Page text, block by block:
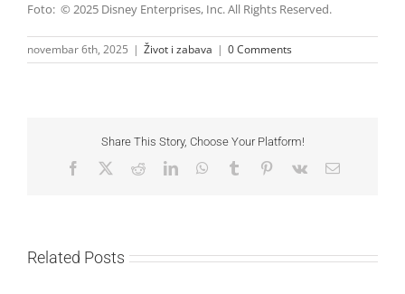
Foto: © 2025 Disney Enterprises, Inc. All Rights Reserved.
novembar 6th, 2025 | Život i zabava | 0 Comments
Share This Story, Choose Your Platform!
Facebook RedditLinkedInWhatsApp
Tumblr Pinterest
Vk Email
Related Posts